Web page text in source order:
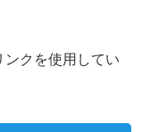
クを使用してい